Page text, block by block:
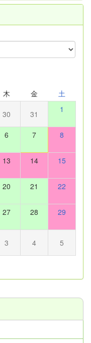
木 金 土
30 31 1
6 7 8
13 14 15
20 21 22
27 28 29
3 4 5